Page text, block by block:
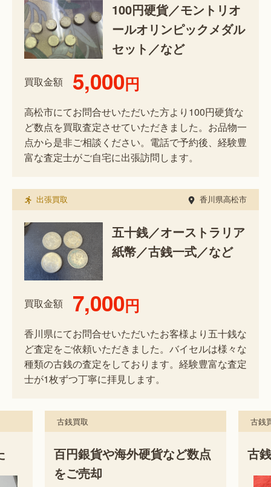
100円硬貨／モントリオ
ールオリンピックメダル
セット／など
買取金額 5,000円
高松市にてお問合せいただいた方より100円硬貨な
ど数点を買取査定させていただきました。お品物一
点から是非ご相談ください。電話で予約後、経験豊
富な査定士がご自宅に出張訪問します。
出張買取 香川県高松市
五十銭／オーストラリア
紙幣／古銭一式／など
買取金額 7,000円
香川県にてお問合せいただいたお客様より五十銭な
ど査定をご依頼いただきました。バイセルは様々な
種類の古銭の査定をしております。経験豊富な査定
士が1枚ずつ丁寧に拝見します。
古銭買取
百円銀貨や海外硬貨など数点
をご売却
古銭
古